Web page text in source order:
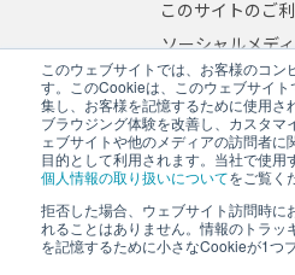
このウェブサイトでは、お客様のコ
す。このCookieは、このウェブサイ
集し、お客様を記憶するために使用さ
ブラウジング体験を改善し、カスタマ
ェブサイトや他のメディアの訪問者
目的として利用されます。当社で使用
個人情報の取り扱いについてをご覧く
拒否した場合、ウェブサイト訪問時に
れることはありません。情報のトラッ
を記憶するために小さなCookieが1つ
このサイトのご
ソーシャルメデ
反社会的勢力への
JA/
Copyright © 2026 A&D